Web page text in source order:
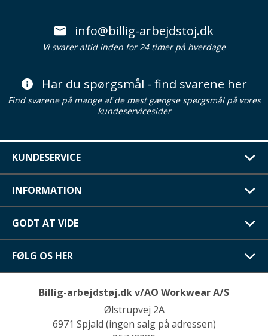
info@billig-arbejdstoj.dk
Vi svarer altid inden for 24 timer på hverdage
Har du spørgsmål - find svarene her
Find svarene på mange af de mest gængse spørgsmål på vores
kundeservicesider
KUNDESERVICE
INFORMATION
GODT AT VIDE
FØLG OS HER
Billig-arbejdstøj.dk v/AO Workwear A/S
Ølstrupvej 2A
6971 Spjald (ingen salg på adressen)